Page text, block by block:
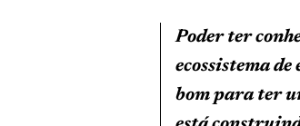
Poder ter
ecossistema
bom para ter